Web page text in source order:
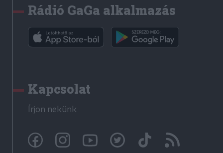
Rádió GaGa alkalmazás
Kapcsolat
Írjon nekünk